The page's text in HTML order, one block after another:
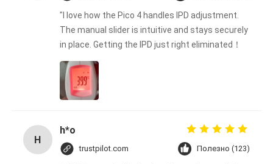
"I love how the Pico 4 handles IPD adjustment.
The manual slider is intuitive and stays securely
in place. Getting the IPD just right eliminated！
H
h*o
trustpilot.com Полезно (123)